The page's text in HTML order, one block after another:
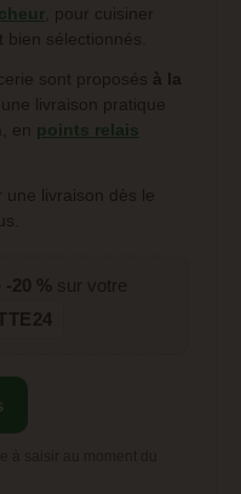
, pour cuisiner
sélectionnés.
sont proposés à la
une livraison pratique
, en points relais
une livraison dès le
-20 % sur votre